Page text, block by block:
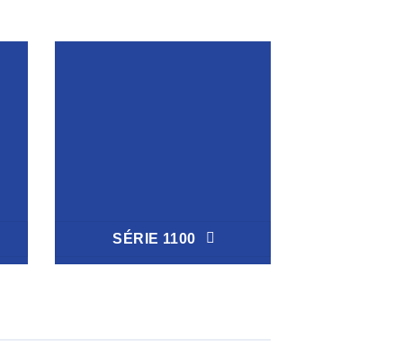
SÉRIE 1100